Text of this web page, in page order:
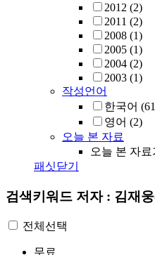
2012 (2)
2011 (2)
2008 (1)
2005 (1)
2004 (2)
2003 (1)
작성언어
한국어
영어 (2)
오늘 본 자료
오늘 본 자
패싯닫기
검색키워드 저자 : 김재
전체선택
무료